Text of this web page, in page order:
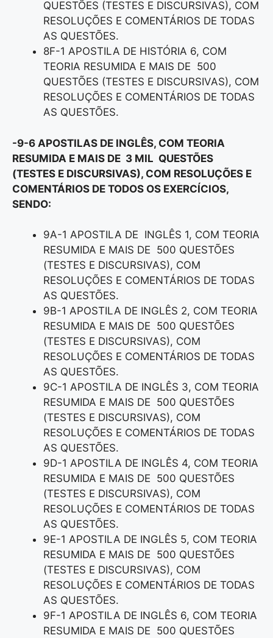
QUESTÕES (TESTES E DISCURSIVAS), COM
RESOLUÇÕES E COMENTÁRIOS DE TODAS
AS QUESTÕES.
8F-1 APOSTILA DE HISTÓRIA 6, COM
TEORIA RESUMIDA E MAIS DE 500
QUESTÕES (TESTES E DISCURSIVAS), COM
RESOLUÇÕES E COMENTÁRIOS DE TODAS
AS QUESTÕES.
-9-6 APOSTILAS DE INGLÊS, COM TEORIA
RESUMIDA E MAIS DE 3 MIL QUESTÕES
(TESTES E DISCURSIVAS), COM RESOLUÇÕES E
COMENTÁRIOS DE TODOS OS EXERCÍCIOS,
SENDO:
9A-1 APOSTILA DE INGLÊS 1, COM TEORIA
RESUMIDA E MAIS DE 500 QUESTÕES
(TESTES E DISCURSIVAS), COM
RESOLUÇÕES E COMENTÁRIOS DE TODAS
AS QUESTÕES.
9B-1 APOSTILA DE INGLÊS 2, COM TEORIA
RESUMIDA E MAIS DE 500 QUESTÕES
(TESTES E DISCURSIVAS), COM
RESOLUÇÕES E COMENTÁRIOS DE TODAS
AS QUESTÕES.
9C-1 APOSTILA DE INGLÊS 3, COM TEORIA
RESUMIDA E MAIS DE 500 QUESTÕES
(TESTES E DISCURSIVAS), COM
RESOLUÇÕES E COMENTÁRIOS DE TODAS
AS QUESTÕES.
9D-1 APOSTILA DE INGLÊS 4, COM TEORIA
RESUMIDA E MAIS DE 500 QUESTÕES
(TESTES E DISCURSIVAS), COM
RESOLUÇÕES E COMENTÁRIOS DE TODAS
AS QUESTÕES.
9E-1 APOSTILA DE INGLÊS 5, COM TEORIA
RESUMIDA E MAIS DE 500 QUESTÕES
(TESTES E DISCURSIVAS), COM
RESOLUÇÕES E COMENTÁRIOS DE TODAS
AS QUESTÕES.
9F-1 APOSTILA DE INGLÊS 6, COM TEORIA
RESUMIDA E MAIS DE 500 QUESTÕES